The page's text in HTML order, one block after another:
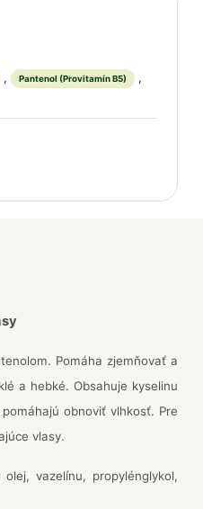
, Pantenol (Provitamín B5) ,
Pomáha zjemňovať a
a hebké. Obsahuje kyselinu
obnoviť vlhkosť. Pre
vlasy.
olej, vazelínu, propylénglykol,